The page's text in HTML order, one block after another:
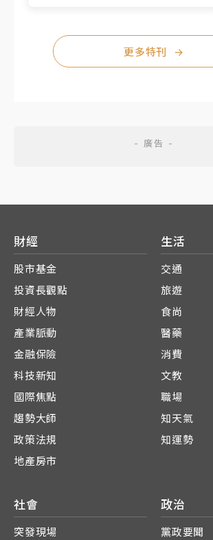
更多特刊 →
財經
股市基金
投資長觀點
財經人物
產業脈動
金融保險
科技新知
國際焦點
趨勢大師
政策法規
地產房市
生活
交通
旅遊
食尚
醫藥
消費
文教
職場
知天氣
知運勢
社會
突發現場
政治
黨政要聞